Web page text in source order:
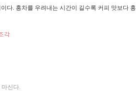
다. 홍차를 우려내는 시간이 길수록 커피 맛보다 홍
각
신다.